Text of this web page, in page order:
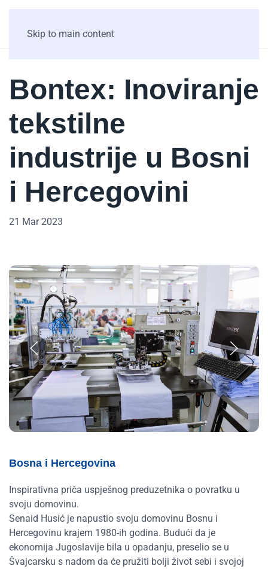
Skip to main content
Bontex: Inoviranje
tekstilne
industrije u Bosni
i Hercegovini
21 Mar 2023
Bosna i Hercegovina
Inspirativna priča uspješnog preduzetnika o povratku u
svoju domovinu.
Senaid Husić je napustio svoju domovinu Bosnu i
Hercegovinu krajem 1980-ih godina. Budući da je
ekonomija Jugoslavije bila u opadanju, preselio se u
Švajcarsku s nadom da će pružiti bolji život sebi i svojoj